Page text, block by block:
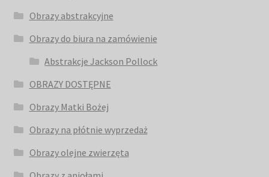
Obrazy abstrakcyjne
Obrazy do biura na zamówienie
Abstrakcje Jackson Pollock
OBRAZY DOSTĘPNE
Obrazy Matki Bożej
Obrazy na płótnie wyprzedaż
Obrazy olejne zwierzęta